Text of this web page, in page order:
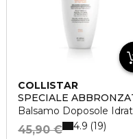
COLLISTAR
SPECIALE
Balsamo Doposole
45,90 € 4.9 19